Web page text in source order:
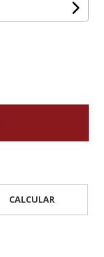
CALCULAR